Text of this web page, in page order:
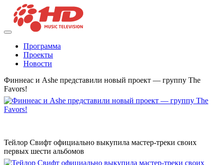
Программа
Проекты
Новости
Финнеас и Ashe представили новый проект — группу The
Favors!
Тейлор Свифт официально выкупила мастер-треки своих
первых шести альбомов